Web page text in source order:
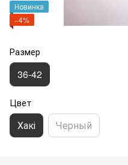
Новинка
−4%
Размер
36-42
Цвет
Хакі Черный